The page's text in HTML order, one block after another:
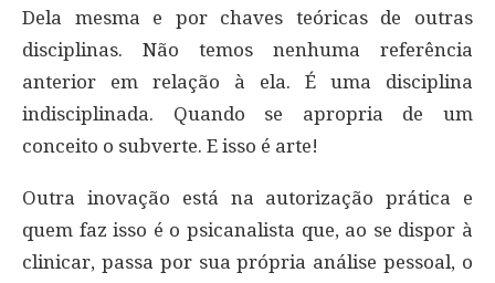
Dela mesma e por chaves teóricas de outras
disciplinas. Não temos nenhuma referência
anterior em relação à ela. É uma disciplina
indisciplinada. Quando se apropria de um
conceito o subverte. E isso é arte!
Outra inovação está na autorização prática e
quem faz isso é o psicanalista que, ao se dispor à
clinicar, passa por sua própria análise pessoal, o